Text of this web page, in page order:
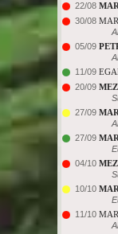
22/08
30/08
05/09
11/09
20/09
27/09
27/09
04/10
10/10
11/10